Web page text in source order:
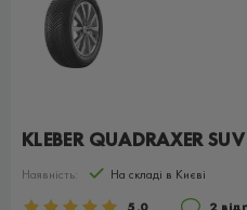
KLEBER QUADRAXER
Наявність:
На складі в Києві
5.0
2